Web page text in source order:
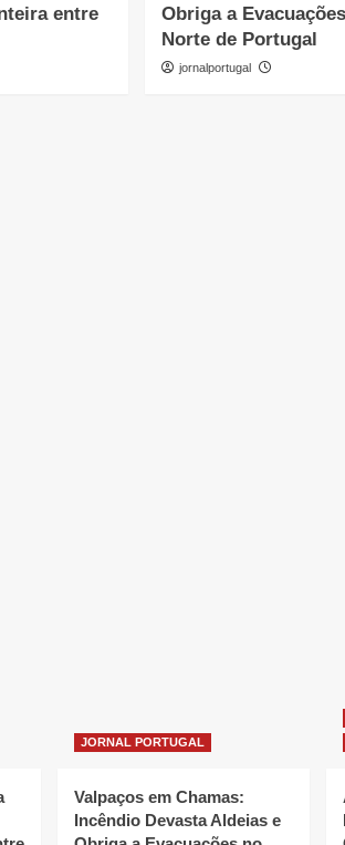
entre
Obriga a
Norte de Portugal
jornalportugal
JORNAL PORTUGAL
Valpaços em Chamas:
Incêndio Devasta Aldeias e